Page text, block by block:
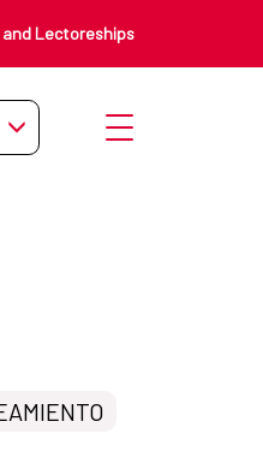
Lectoreships
Open menu